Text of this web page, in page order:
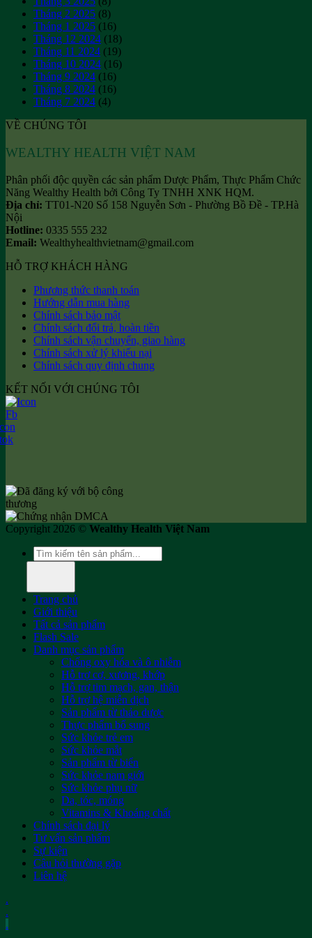
Tháng 2 2025 (8)
Tháng 1 2025 (16)
Tháng 12 2024 (18)
Tháng 11 2024 (19)
Tháng 10 2024 (16)
Tháng 9 2024 (16)
Tháng 8 2024 (16)
Tháng 7 2024 (4)
VỀ CHÚNG TÔI
WEALTHY HEALTH VIỆT NAM
Phân phối độc quyền các sản phẩm Dược Phẩm, Thực Phẩm Chức
Năng Wealthy Health bởi Công Ty TNHH XNK HQM.
Địa chỉ: TT01-N20 Số 158 Nguyễn Sơn - Phường Bồ Đề - TP.Hà
Nội
Hotline: 0335 555 232
Email: Wealthyhealthvietnam@gmail.com
HỖ TRỢ KHÁCH HÀNG
Phương thức thanh toán
Hướng dẫn mua hàng
Chính sách bảo mật
Chính sách đổi trả, hoàn tiền
Chính sách vận chuyển, giao hàng
Chính sách xử lý khiếu nại
Chính sách quy định chung
KẾT NỐI VỚI CHÚNG TÔI
Copyright 2026 © Wealthy Health Việt Nam
Tìm
kiếm:
Trang chủ
Giới thiệu
Tất cả sản phẩm
Flash Sale
Danh mục sản phẩm
Chống oxy hóa và ô nhiễm
Hỗ trợ cơ, xương, khớp
Hỗ trợ tim mạch, gan, thận
Hỗ trợ hệ miễn dịch
Sản phẩm từ thảo dược
Thực phẩm bổ sung
Sức khỏe trẻ em
Sức khỏe mắt
Sản phẩm từ biển
Sức khỏe nam giới
Sức khỏe phụ nữ
Da, tóc, móng
Vitamins & Khoáng chất
Chính sách đại lý
Tư vấn sản phẩm
Sự kiện
Câu hỏi thường gặp
Liên hệ
.
.
.